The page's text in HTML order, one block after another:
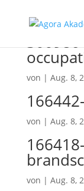
von | Aug. 8,
von | Aug. 8,
von | Aug. 8,